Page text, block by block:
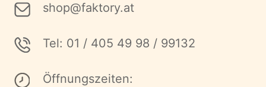
shop@faktory.at
Tel: 01 / 405 49 98 / 99132
Öffnungszeiten: